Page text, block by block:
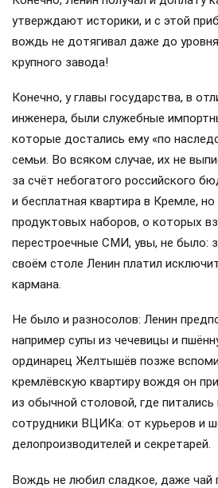
утверждают историки, и с этой
вождь не дотягивал даже до
крупного завода!
Конечно, у главы государства, в
инженера, были служебные
которые достались ему «по
семьи. Во всяком случае, их не
за счёт небогатого российского
и бесплатная квартира в Кремле,
продуктовых наборов, о которых
перестроечные СМИ, увы, не было:
своём столе Ленин платил
кармана.
Не было и разносолов: Ленин
например супы из чечевицы и
ординарец Желтышёв позже
кремлёвскую квартиру вождя он
из обычной столовой, где
сотрудники ВЦИКа: от курьеров и
делопроизводителей и секретарей.
Вождь не любил сладкое, даже чай